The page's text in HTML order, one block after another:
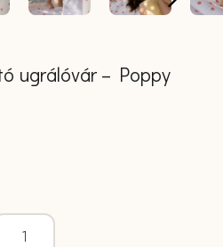
ugrálóvár – Poppy
Sunnylife felfújható ugrálóvár -